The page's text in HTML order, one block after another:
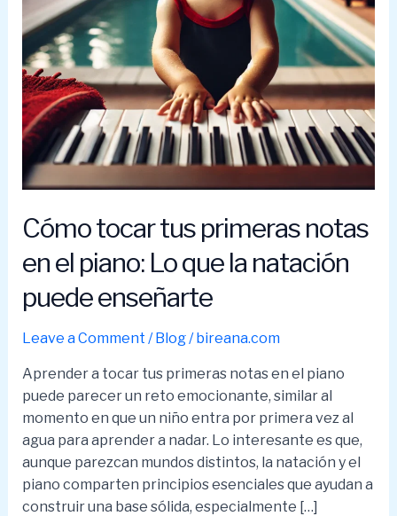
Cómo tocar tus primeras notas
en el piano: Lo que la natación
puede enseñarte
Leave a Comment /Blog/bireana.com
Aprender a tocar tus primeras notas en el piano
puede parecer un reto emocionante, similar al
momento en que un niño entra por primera vez al
agua para aprender a nadar. Lo interesante es que,
aunque parezcan mundos distintos, la natación y el
piano comparten principios esenciales que ayudan a
construir una base sólida, especialmente […]